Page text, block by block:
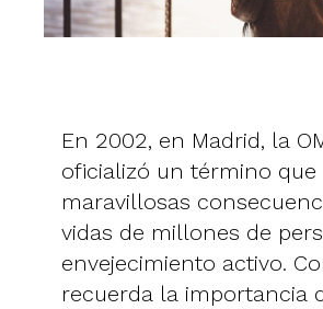
En 2002, en Madrid, la
oficializó un término que
maravillosas
vidas de millones de
envejecimiento activo.
recuerda la importancia